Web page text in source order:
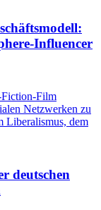
Influencer
Fiction-Film
Netzwerken zu
Liberalismus, dem
deutschen